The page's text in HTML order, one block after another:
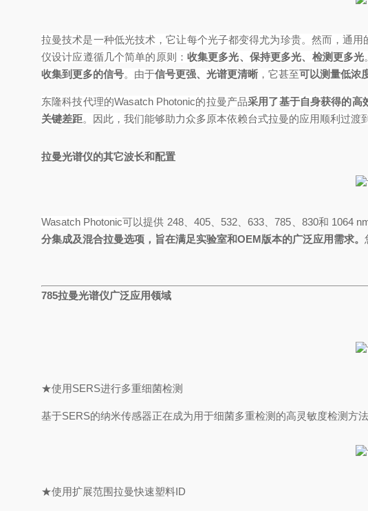
拉曼技术是一种低光技术，它让每个光子都变得尤为珍贵。然而，通
仪设计应遵循几个简单的原则： 收集更多光、保持更多光、检测更多光
收集到更多的信号。由于信号更强、光谱更清晰 ，它甚至可以测量低浓
东隆科技代理的Wasatch Photonic的拉曼产品采用了基于自身获得的高
关键差距。因此，我们能够助力众多原本依赖台式拉曼的应用顺利过渡
拉曼光谱仪的其它波长和配置
Wasatch Photonic可以提供 248、405、532、633、785、830和 1064
分集成及混合拉曼选项，旨在满足实验室和OEM版本的广泛应用需求。
785拉曼光谱仪广泛应用领域
★使用SERS进行多重细菌检测
基于SERS的纳米传感器正在成为用于细菌多重检测的高灵敏度检测方
★使用扩展范围拉曼快速塑料ID